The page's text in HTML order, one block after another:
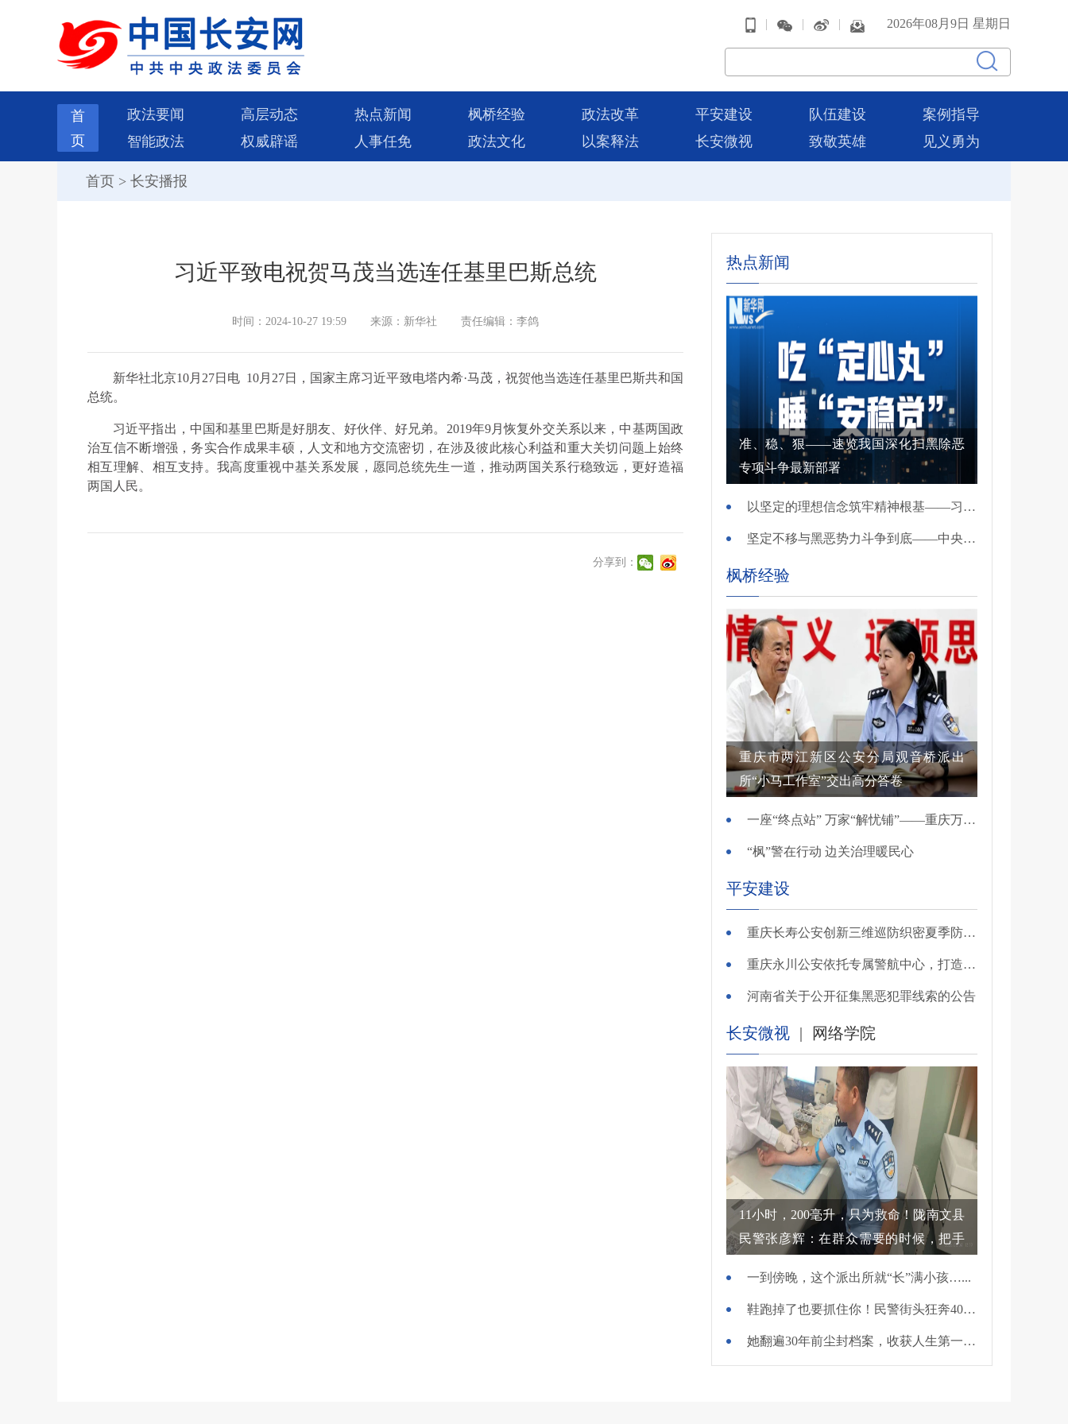
| | | 2026年08月9日 星期日
首
页
政法要闻 高层动态 热点新闻 枫桥经验 政法改革 平安建设 队伍建设
案例指导
智能政法
权威辟谣 人事任免 政法文化 以案释法 长安微视 致敬英雄 见义勇为
首页 > 长安播报
习近平致电祝贺马茂当选连任基里巴斯总统
时间：2024-10-27 19:59 来源：新华社 责任编辑：李鸽
新华社北京10月27日电 10月27日，国家主席习近平致电塔内希·马茂，祝贺他当选连任基里巴斯共和国
总统。
习近平指出，中国和基里巴斯是好朋友、好伙伴、好兄弟。2019年9月恢复外交关系以来，中基两国政
治互信不断增强，务实合作成果丰硕，人文和地方交流密切，在涉及彼此核心利益和重大关切问题上始终
相互理解、相互支持。我高度重视中基关系发展，愿同总统先生一道，推动两国关系行稳致远，更好造福
两国人民。
分享到：
热点新闻
准、稳、狠——速览我国深化扫黑除恶
专项斗争最新部署
以坚定的理想信念筑牢精神根基——习近平党建思想理论品格系列述评之一
坚定不移与黑恶势力斗争到底——中央政法委负责同志就开展深化扫黑除恶专项斗争有关问题答记者问
枫桥经验
重庆市两江新区公安分局观音桥派出
所“小马工作室”交出高分答卷
一座“终点站” 万家“解忧铺”——重庆万州综治中心基层治理创新实践观察
“枫”警在行动 边关治理暖民心
平安建设
重庆长寿公安创新三维巡防织密夏季防溺水安全网
重庆永川公安依托专属警航中心，打造“全域感知、智能研判”智慧警务模式
河南省关于公开征集黑恶犯罪线索的公告
长安微视 | 网络学院
11小时，200毫升，只为救命！陇南文县
民警张彦辉：在群众需要的时候，把手
一到傍晚，这个派出所就“长”满小孩…...
鞋跑掉了也要抓住你！民警街头狂奔400米擒贼
她翻遍30年前尘封档案，收获人生第一面锦旗